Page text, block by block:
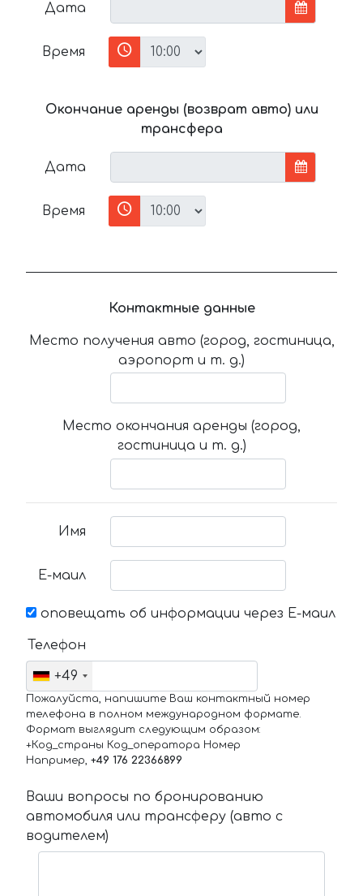
Дата
Время
Окончание аренды (возврат авто) или
трансфера
Дата
Время
Контактные данные
Место получения авто (город, гостиница,
аэропорт и т. д.)
Место окончания аренды (город,
гостиница и т. д.)
Имя
Е-маил
оповещать об информации через Е-маил
Телефон
+49
Пожалуйста, напишите Ваш контактный номер
телефона в полном международном формате.
Формат выглядит следующим образом:
+Код_страны Код_оператора Номер
Например, +49 176 22366899
Ваши вопросы по бронированию
автомобиля или трансферу (авто с
водителем)